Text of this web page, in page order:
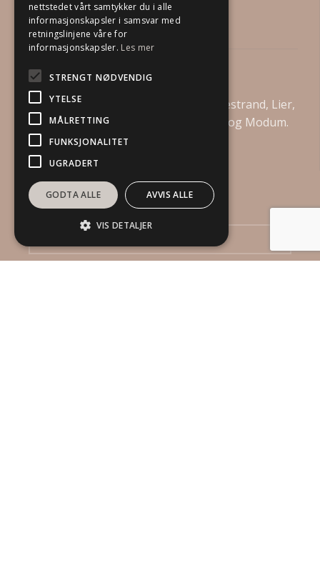
Din Boligstylist AS
Vi tilbyr boligstyling i Drammen, Holmestrand, Lier,
Asker, Bærum, Kongsberg, Øvre Eiker og Modum.
Send oss en henvendelse
nettstedet vårt samtykker du i alle
informasjonskapsler i samsvar med
retningslinjene våre for
informasjonskapsler. Les mer
STRENGT NØDVENDIG
YTELSE
MÅLRETTING
FUNKSJONALITET
UGRADERT
GODTA ALLE AVVIS ALLE
VIS DETALJER